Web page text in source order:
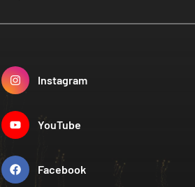
Instagram
YouTube
Facebook